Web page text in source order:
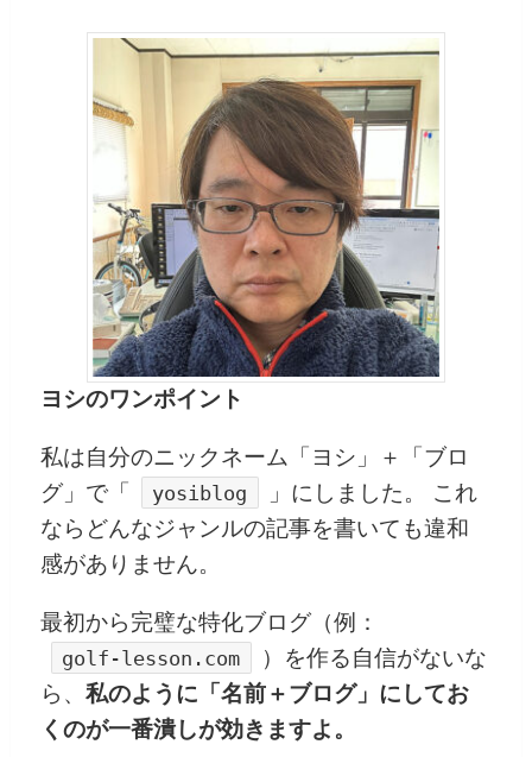
ヨシのワンポイント
私は自分のニックネーム「ヨシ」＋「ブロ
グ」で「
yosiblog
」にしました。 これ
ならどんなジャンルの記事を書いても違和
感がありません。
最初から完璧な特化ブログ（例：
golf-lesson.com
）を作る自信がないな
ら、私のように「名前＋ブログ」にしてお
くのが一番潰しが効きますよ。